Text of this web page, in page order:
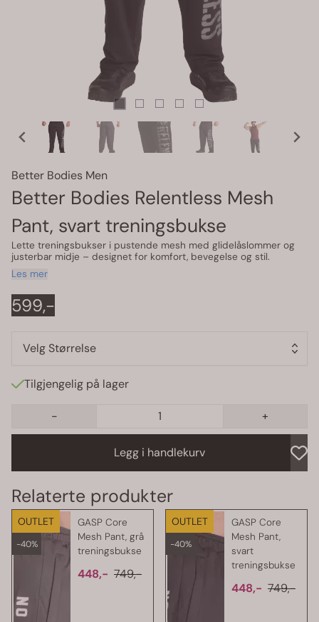
Better Bodies Men
Better Bodies Relentless Mesh
Pant, svart treningsbukse
Lette treningsbukser i pustende mesh med glidelåslommer og
justerbar midje – designet for komfort, bevegelse og stil.
Les mer
599,-
Velg Størrelse
Tilgjengelig på lager
- +
Legg i handlekurv
OUTLET
-40%
GASP Core
Mesh Pant, grå
treningsbukse
448,- 749,-
OUTLET
-40%
GASP Core
Mesh Pant,
svart
treningsbukse
448,- 749,-